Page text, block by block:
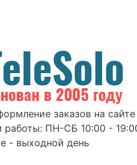
заказов на сайте
работы: ПН-СБ 10:00 -
- выходной день